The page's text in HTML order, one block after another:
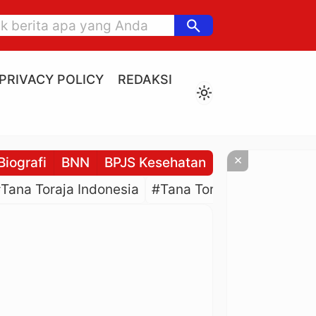
search
PRIVACY POLICY
REDAKSI
light_mode
BNN BPJS Kesehatan BPJS
Toraja Indonesia #Tana Toraja Culture
×